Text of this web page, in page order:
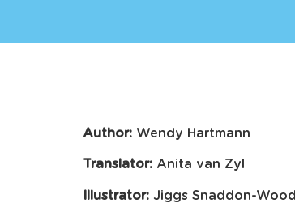
Author: Wendy Hartmann
Translator: Anita van Zyl
Illustrator: Jiggs Snaddon-Wood